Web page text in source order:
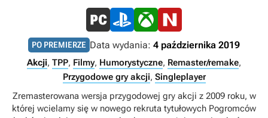
PO PREMIERZE Data wydania: 4 października 2019
Akcji, TPP, Filmy, Humorystyczne, Remaster/remake,
Przygodowe gry akcji, Singleplayer
Zremasterowana wersja przygodowej gry akcji z 2009 roku, w
której wcielamy się w nowego rekruta tytułowych Pogromców